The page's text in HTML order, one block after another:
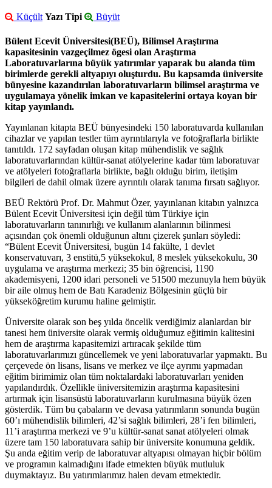
Küçült Yazı Tipi Büyüt
Bülent Ecevit Üniversitesi(BEÜ), Bilimsel Araştırma
kapasitesinin vazgeçilmez ögesi olan Araştırma
Laboratuvarlarına büyük yatırımlar yaparak bu alanda tüm
birimlerde gerekli altyapıyı oluşturdu. Bu kapsamda üniversite
bünyesine kazandırılan laboratuvarların bilimsel araştırma ve
uygulamaya yönelik imkan ve kapasitelerini ortaya koyan bir
kitap yayınlandı.
Yayınlanan kitapta BEÜ bünyesindeki 150 laboratuvarda kullanılan
cihazlar ve yapılan testler tüm ayrıntılarıyla ve fotoğraflarla birlikte
tanıtıldı. 172 sayfadan oluşan kitap mühendislik ve sağlık
laboratuvarlarından kültür-sanat atölyelerine kadar tüm laboratuvar
ve atölyeleri fotoğraflarla birlikte, bağlı olduğu birim, iletişim
bilgileri de dahil olmak üzere ayrıntılı olarak tanıma fırsatı sağlıyor.
BEÜ Rektörü Prof. Dr. Mahmut Özer, yayınlanan kitabın yalnızca
Bülent Ecevit Üniversitesi için değil tüm Türkiye için
laboratuvarların tanınırlığı ve kullanım alanlarının bilinmesi
açısından çok önemli olduğunun altını çizerek şunları söyledi:
“Bülent Ecevit Üniversitesi, bugün 14 fakülte, 1 devlet
konservatuvarı, 3 enstitü,5 yüksekokul, 8 meslek yüksekokulu, 30
uygulama ve araştırma merkezi; 35 bin öğrencisi, 1190
akademisyeni, 1200 idari personeli ve 51500 mezunuyla hem büyük
bir aile olmuş hem de Batı Karadeniz Bölgesinin güçlü bir
yükseköğretim kurumu haline gelmiştir.
Üniversite olarak son beş yılda öncelik verdiğimiz alanlardan bir
tanesi hem üniversite olarak vermiş olduğumuz eğitimin kalitesini
hem de araştırma kapasitemizi artıracak şekilde tüm
laboratuvarlarımızı güncellemek ve yeni laboratuvarlar yapmaktı. Bu
çerçevede ön lisans, lisans ve merkez ve ilçe ayrımı yapmadan
eğitim birimimiz olan tüm noktalardaki laboratuvarları yeniden
yapılandırdık. Özellikle üniversitemizin araştırma kapasitesini
artırmak için lisansüstü laboratuvarların kurulmasına büyük özen
gösterdik. Tüm bu çabaların ve devasa yatırımların sonunda bugün
60’ı mühendislik bilimleri, 42’si sağlık bilimleri, 28’i fen bilimleri,
11’i araştırma merkezi ve 9’u kültür-sanat sanat atölyeleri olmak
üzere tam 150 laboratuvara sahip bir üniversite konumuna geldik.
Şu anda eğitim verip de laboratuvar altyapısı olmayan hiçbir bölüm
ve programın kalmadığını ifade etmekten büyük mutluluk
duymaktayız. Bu yatırımlarımız halen devam etmektedir.